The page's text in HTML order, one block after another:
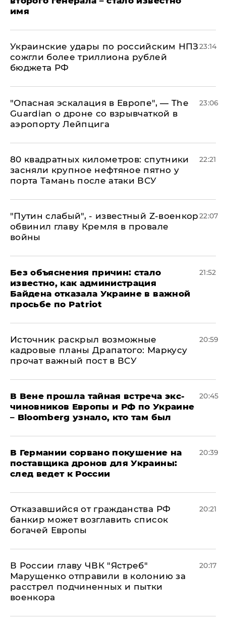
имя
Украинские удары по российским НПЗ
сожгли более триллиона рублей
бюджета РФ
23:14
"Опасная эскалация в Европе", — The
Guardian о дроне со взрывчаткой в
аэропорту Лейпцига
23:06
80 квадратных километров: спутники
засняли крупное нефтяное пятно у
порта Тамань после атаки ВСУ
22:21
​"Путин слабый", - известный Z-военкор
обвинил главу Кремля в провале
войны
22:07
Без объяснения причин: стало
известно, как администрация
Байдена отказала Украине в важной
просьбе по Patriot
21:52
​Источник раскрыл возможные
кадровые планы Драпатого: Маркусу
прочат важный пост в ВСУ
20:59
В Вене прошла тайная встреча экс-
чиновников Европы и РФ по Украине
– Bloomberg узнало, кто там был
20:45
​В Германии сорвано покушение на
поставщика дронов для Украины:
след ведет к России
20:39
Отказавшийся от гражданства РФ
банкир может возглавить список
богачей Европы
20:21
В России главу ЧВК "Ястреб"
Марущенко отправили в колонию за
расстрел подчиненных и пытки
военкора
20:17